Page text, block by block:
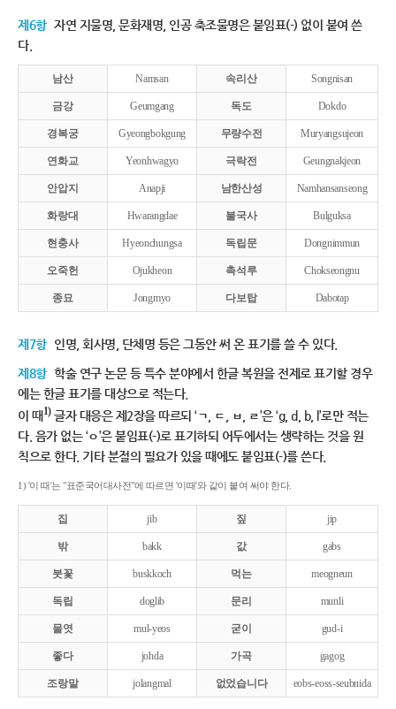
제6항 자연 지물명, 문화재명, 인공 축조물명은 붙임표(-) 없이 붙여 쓴
다.
남산 Namsan 속리산 Songnisan
금강 Geumgang 독도 Dokdo
경복궁 Gyeongbokgung 무량수전 Muryangsujeon
연화교 Yeonhwagyo 극락전 Geungnakjeon
안압지 Anapji 남한산성 Namhansanseong
화랑대 Hwarangdae 불국사 Bulguksa
현충사 Hyeonchungsa 독립문 Dongnimmun
오죽헌 Ojukheon 촉석루 Chokseongnu
종묘 Jongmyo 다보탑 Dabotap
제7항 인명, 회사명, 단체명 등은 그동안 써 온 표기를 쓸 수 있다.
제8항 학술 연구 논문 등 특수 분야에서 한글 복원을 전제로 표기할 경우
에는 한글 표기를 대상으로 적는다.
이 때1)글자 대응은 제2장을 따르되 ‘ㄱ, ㄷ, ㅂ, ㄹ’은 ‘g, d, b, l’로만 적는
다. 음가 없는 ‘ㅇ’은 붙임표(-)로 표기하되 어두에서는 생략하는 것을 원
칙으로 한다. 기타 분절의 필요가 있을 때에도 붙임표(-)를 쓴다.
1) '이 때'는 "표준국어대사전"에 따르면 '이때'와 같이 붙여 써야 한다.
집 jib 짚 jip
밖 bakk 값 gabs
붓꽃 buskkoch 먹는 meogneun
독립 doglib 문리 munli
물엿 mul-yeos 굳이 gud-i
좋다 johda 가곡 gagog
조랑말 jolangmal 없었습니다 eobs-eoss-seubnida